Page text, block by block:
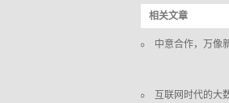
相关文章
中意合作，万像
互联网时代的大